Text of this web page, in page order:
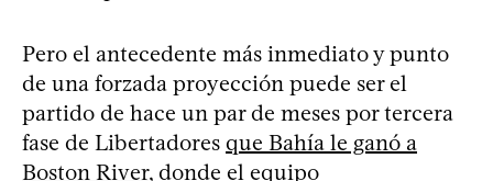
Pero el antecedente más inmediato y punto
de una forzada proyección puede ser el
partido de hace un par de meses por tercera
fase de Libertadores que Bahía le ganó a
Boston River, donde el equipo